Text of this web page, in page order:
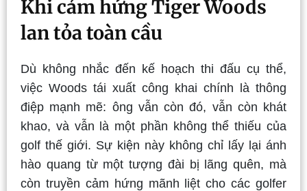
Khi cảm hứng Tiger Woods
lan tỏa toàn cầu
Dù không nhắc đến kế hoạch thi đấu cụ thể,
việc Woods tái xuất công khai chính là thông
điệp mạnh mẽ: ông vẫn còn đó, vẫn còn khát
khao, và vẫn là một phần không thể thiếu của
golf thế giới. Sự kiện này không chỉ lấy lại ánh
hào quang từ một tượng đài bị lãng quên, mà
còn truyền cảm hứng mãnh liệt cho các golfer